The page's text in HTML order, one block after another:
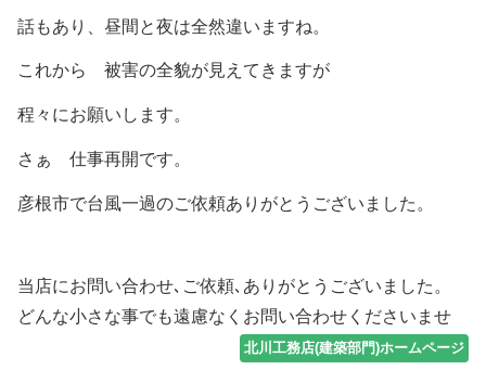
話もあり、昼間と夜は全然違いますね。
これから 被害の全貌が見えてきますが
程々にお願いします。
さぁ 仕事再開です。
彦根市で台風一過のご依頼ありがとうございました。
当店にお問い合わせ､ご依頼､ありがとうございました。
どんな小さな事でも遠慮なくお問い合わせくださいませ
北川工務店(建築部門)ホームページ